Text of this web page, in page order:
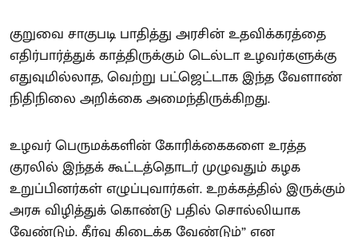
குறுவை சாகுபடி பாதித்து அரசின் உதவிக்கரத்தை
எதிர்பார்த்துக் காத்திருக்கும் டெல்டா உழவர்களுக்கு
எதுவுமில்லாத, வெற்று பட்ஜெட்டாக இந்த வேளாண்
நிதிநிலை அறிக்கை அமைந்திருக்கிறது.
உழவர் பெருமக்களின் கோரிக்கைகளை உரத்த
குரலில் இந்தக் கூட்டத்தொடர் முழுவதும் கழக
உறுப்பினர்கள் எழுப்புவார்கள். உறக்கத்தில் இருக்கும்
அரசு விழித்துக் கொண்டு பதில் சொல்லியாக
வேண்டும். தீர்வு கிடைக்க வேண்டும்” என